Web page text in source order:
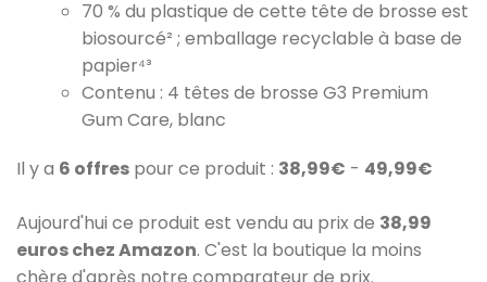
70 % du plastique de cette tête de brosse est
biosourcé² ; emballage recyclable à base de
papier⁴³
Contenu : 4 têtes de brosse G3 Premium
Gum Care, blanc
Il y a 6 offres pour ce produit : 38,99€ - 49,99€
Aujourd'hui ce produit est vendu au prix de 38,99
euros chez Amazon. C'est la boutique la moins